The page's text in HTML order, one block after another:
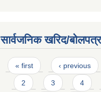
सार्वजनिक खरिद/
Pages
« first ‹ previous
2 3 4